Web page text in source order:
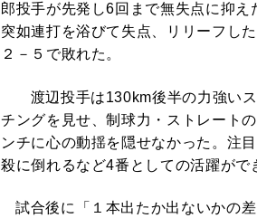
郎投手が先発し6回まで無失点に抑
突如連打を浴びて失点、リリーフし
２－５で敗れた。
渡辺投手は130km後半の力強い
チングを見せ、制球力・ストレート
ンチに心の動揺を隠せなかった。注
殺に倒れるなど4番としての活躍がで
試合後に「１本出たか出ないかの